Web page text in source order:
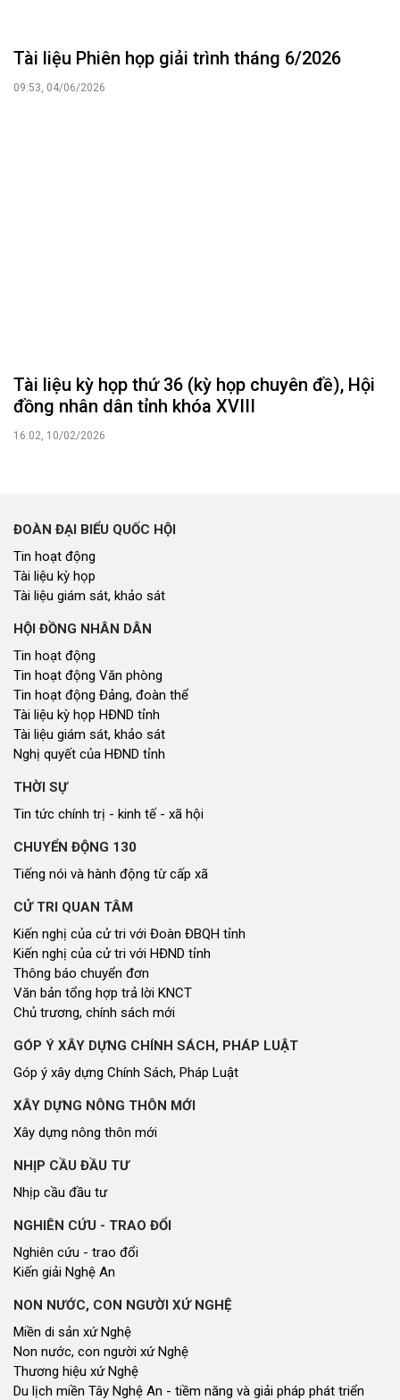
Tài liệu Phiên họp giải trình tháng 6/2026
09:53, 04/06/2026
Tài liệu kỳ họp thứ 36 (kỳ họp chuyên đề), Hội
đồng nhân dân tỉnh khóa XVIII
16:02, 10/02/2026
ĐOÀN ĐẠI BIỂU QUỐC HỘI
Tin hoạt động
Tài liệu kỳ họp
Tài liệu giám sát, khảo sát
HỘI ĐỒNG NHÂN DÂN
Tin hoạt động
Tin hoạt động Văn phòng
Tin hoạt động Đảng, đoàn thể
Tài liệu kỳ họp HĐND tỉnh
Tài liệu giám sát, khảo sát
Nghị quyết của HĐND tỉnh
THỜI SỰ
Tin tức chính trị - kinh tế - xã hội
CHUYỂN ĐỘNG 130
Tiếng nói và hành động từ cấp xã
CỬ TRI QUAN TÂM
Kiến nghị của cử tri với Đoàn ĐBQH tỉnh
Kiến nghị của cử tri với HĐND tỉnh
Thông báo chuyển đơn
Văn bản tổng hợp trả lời KNCT
Chủ trương, chính sách mới
GÓP Ý XÂY DỰNG CHÍNH SÁCH, PHÁP LUẬT
Góp ý xây dựng Chính Sách, Pháp Luật
XÂY DỰNG NÔNG THÔN MỚI
Xây dựng nông thôn mới
NHỊP CẦU ĐẦU TƯ
Nhịp cầu đầu tư
NGHIÊN CỨU - TRAO ĐỔI
Nghiên cứu - trao đổi
Kiến giải Nghệ An
NON NƯỚC, CON NGƯỜI XỨ NGHỆ
Miền di sản xứ Nghệ
Non nước, con người xứ Nghệ
Thương hiệu xứ Nghệ
Du lịch miền Tây Nghệ An - tiềm năng và giải pháp phát triển